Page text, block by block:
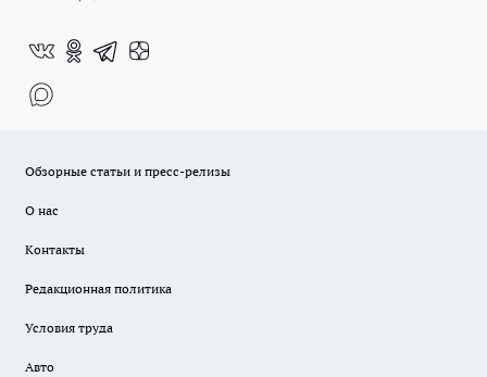
Обзорные статьи и пресс-релизы
О нас
Контакты
Редакционная политика
Условия труда
Авто